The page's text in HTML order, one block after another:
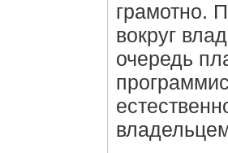
грамотно.
вокруг
очередь